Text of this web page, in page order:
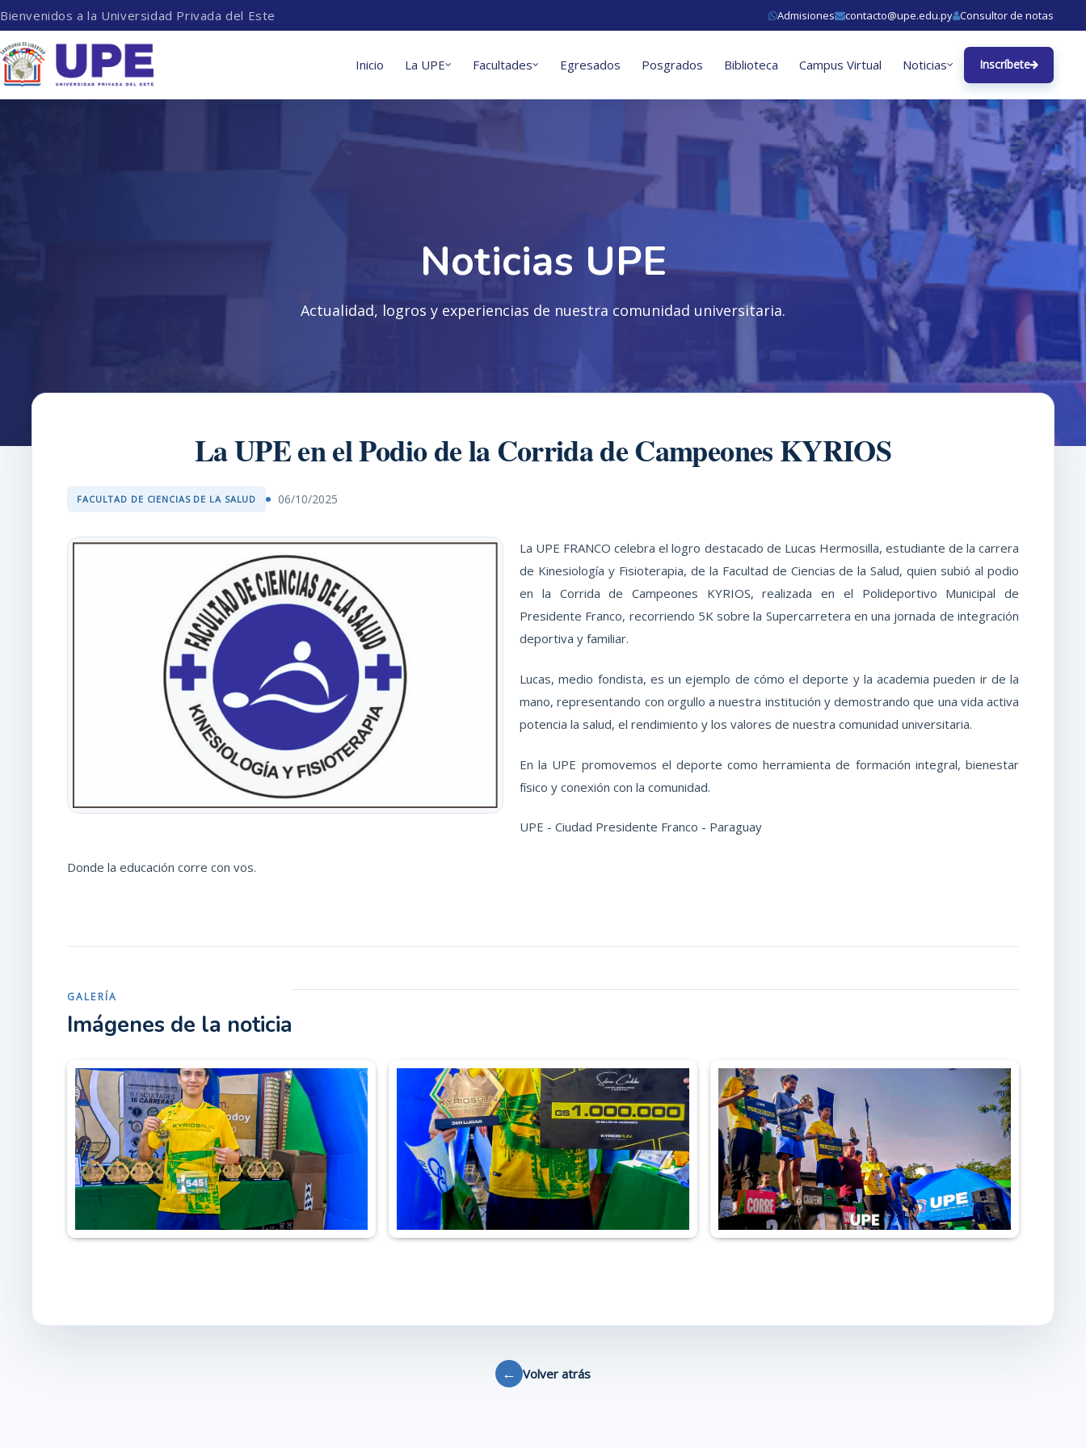
Bienvenidos a la Universidad Privada del Este Admisiones contacto@upe.edu.py Consultor de notas
Inicio La UPE Facultades Egresados Posgrados Biblioteca Campus Virtual Noticias Inscríbete
Noticias UPE
Actualidad, logros y experiencias de nuestra comunidad universitaria.
La UPE en el Podio de la Corrida de Campeones KYRIOS
FACULTAD DE CIENCIAS DE LA SALUD 06/10/2025
La UPE FRANCO celebra el logro destacado de Lucas Hermosilla, estudiante de la carrera
de Kinesiología y Fisioterapia, de la Facultad de Ciencias de la Salud, quien subió al podio
en la Corrida de Campeones KYRIOS, realizada en el Polideportivo Municipal de
Presidente Franco, recorriendo 5K sobre la Supercarretera en una jornada de integración
deportiva y familiar.
Lucas, medio fondista, es un ejemplo de cómo el deporte y la academia pueden ir de la
mano, representando con orgullo a nuestra institución y demostrando que una vida activa
potencia la salud, el rendimiento y los valores de nuestra comunidad universitaria.
En la UPE promovemos el deporte como herramienta de formación integral, bienestar
físico y conexión con la comunidad.
UPE - Ciudad Presidente Franco - Paraguay
Donde la educación corre con vos.
GALERÍA
Imágenes de la noticia
← Volver atrás